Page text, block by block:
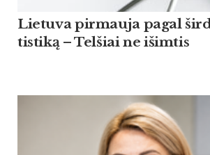
Lie­tu­va pir­mau­ja pagal
tis­ti­ką – Tel­šiai ne išim­tis